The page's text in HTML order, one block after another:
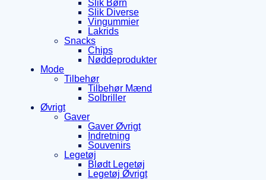
Slik Børn
Slik Diverse
Vingummier
Lakrids
Snacks
Chips
Nøddeprodukter
Mode
Tilbehør
Tilbehør Mænd
Solbriller
Øvrigt
Gaver
Gaver Øvrigt
Indretning
Souvenirs
Legetøj
Blødt Legetøj
Legetøj Øvrigt